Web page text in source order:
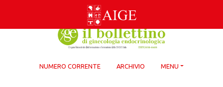
NUMERO CORRENTE ARCHIVIO MENU